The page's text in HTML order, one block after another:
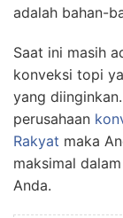
adalah bahan-
Saat ini masih
konveksi topi
yang
perusahaan
Rakyat maka
maksimal
Anda.